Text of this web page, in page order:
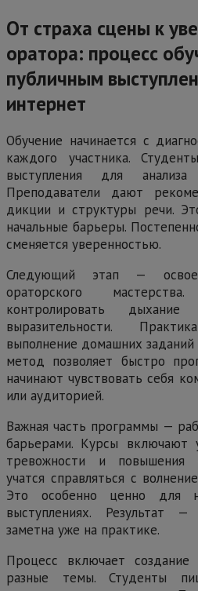
От страха сцены к
оратора: процесс
публичным
интернет
Обучение начинается с
каждого участника.
выступления для
Преподаватели дают
дикции и структуры речи.
начальные барьеры.
сменяется уверенностью.
Следующий этап —
ораторского
контролировать
выразительности.
выполнение домашних заданий
метод позволяет быстро
начинают чувствовать себя
или аудиторией.
Важная часть программы —
барьерами. Курсы включают
тревожности и повышения
учатся справляться с
Это особенно ценно для
выступлениях. Результат —
заметна уже на практике.
Процесс включает
разные темы. Студенты